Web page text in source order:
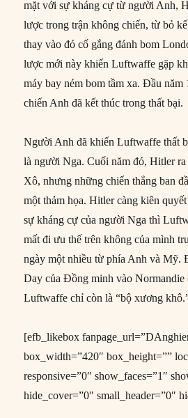
mặt với sự kháng cự từ người Anh,
lược trong trận không chiến, từ bỏ
thay vào đó cố gắng đánh bom
lược mới này khiến Luftwaffe gặp
máy bay ném bom tầm xa. Đầu năm
chiến Anh đã kết thúc trong thất bại.
Người Anh đã khiến Luftwaffe thất
là người Nga. Cuối năm đó, Hitler
Xô, nhưng những chiến thắng ban
một thảm họa. Hitler càng kiên
sự kháng cự của người Nga thì
mất đi ưu thế trên không của mình
ngày một nhiều từ phía Anh và Mỹ.
Day của Đồng minh vào Normandie
Luftwaffe chỉ còn là “bộ xương
[efb_likebox
box_width=”420″ box_height=””
responsive=”0″ show_faces=”1″
hide_cover=”0″ small_header=”0″